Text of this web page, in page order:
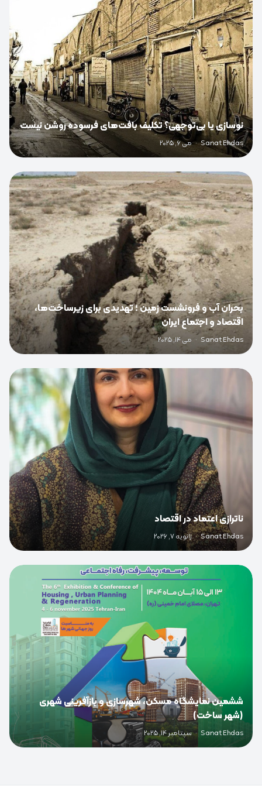
نوسازی یا بی‌توجهی؟ تکلیف بافت‌های فرسوده روشن نیست
Sanat Ehdas
· می 6, 2025
0
بحران آب و فرونشست زمین ؛ تهدیدی برای زیرساخت‌ها،
اقتصاد و اجتماع ایران
Sanat Ehdas
· می 14, 2025
ناترازی اعتماد در اقتصاد
Sanat Ehdas
· ژانویه 7, 2026
0
ششمین نمایشگاه مسکن، شهرسازی و بازآفرینی شهری
(شهر ساخت)
Sanat Ehdas
· سپتامبر 14, 2025